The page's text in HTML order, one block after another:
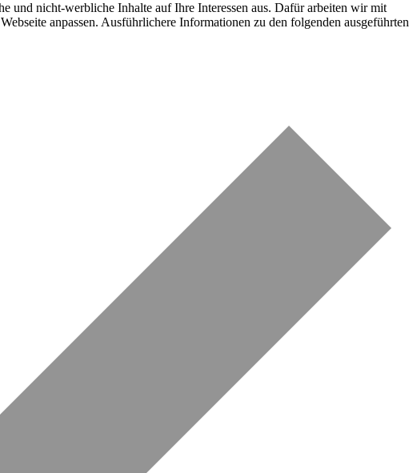
und nicht-werbliche Inhalte auf Ihre Interessen aus. Dafür arbeiten wir mit
anpassen. Ausführlichere Informationen zu den folgenden ausgeführten